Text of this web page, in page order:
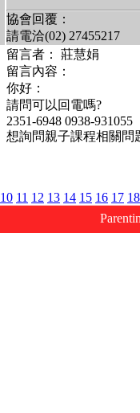
協會回覆：
請電洽(02) 27455217
留言者： 莊慧娟
留言內容：
你好：
請問可以回電嗎?
2351-6948 0938-931055
想詢問親子課程相關問
10 11 12 13 14 15 16 17 18